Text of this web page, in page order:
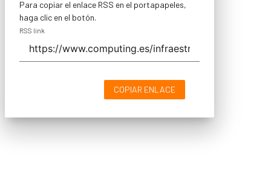
Para copiar el enlace RSS en el portapapeles,
haga clic en el botón.
RSS link
COPIAR ENLACE